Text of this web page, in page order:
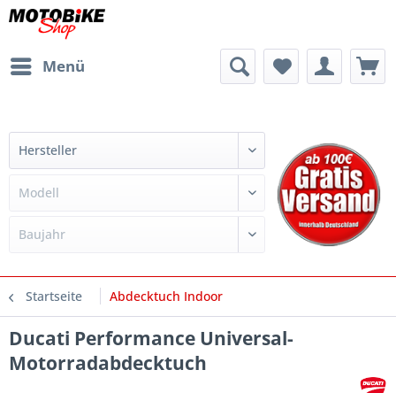
Menü
Startseite Abdecktuch Indoor
Ducati Performance Universal-
Motorradabdecktuch